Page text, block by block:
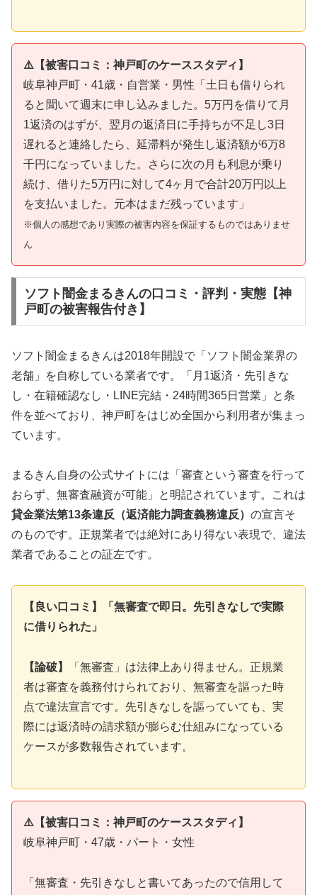
⚠️【被害口コミ：神戸町のケーススタディ】
岐阜神戸町・41歳・自営業・男性「土日も借りられ
ると聞いて週末に申し込みました。5万円を借りて月
1返済のはずが、翌月の返済日に手持ちが不足し3日
遅れると連絡したら、延滞料が発生し返済額が6万8
千円になっていました。さらに次の月も利息が乗り
続け、借りた5万円に対して4ヶ月で合計20万円以上
を支払いました。元本はまだ残っています」
※個人の感想であり実際の被害内容を保証するものではありませ
ん
ソフト闇金まるきんの口コミ・評判・実態【神
戸町の被害報告付き】
ソフト闇金まるきんは2018年開設で「ソフト闇金業界の
老舗」を自称している業者です。「月1返済・先引きな
し・在籍確認なし・LINE完結・24時間365日営業」と条
件を並べており、神戸町をはじめ全国から利用者が集まっ
ています。
まるきん自身の公式サイトには「審査という審査を行って
おらず、無審査融資が可能」と明記されています。これは
貸金業法第13条違反（返済能力調査義務違反） の宣言そ
のものです。正規業者では絶対にあり得ない表現で、違法
業者であることの証左です。
【良い口コミ】「無審査で即日。先引きなしで実際
に借りられた」
【論破】
「無審査」は法律上あり得ません。正規業
者は審査を義務付けられており、無審査を謳った時
点で違法宣言です。先引きなしを謳っていても、実
際には返済時の請求額が膨らむ仕組みになっている
ケースが多数報告されています。
⚠️【被害口コミ：神戸町のケーススタディ】
岐阜神戸町・47歳・パート・女性
「無審査・先引きなしと書いてあったので信用して